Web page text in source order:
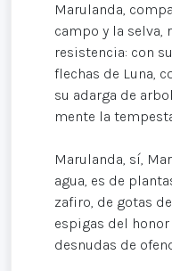
Marulanda,
campo y la selva,
resistencia: con
flechas de Luna,
su adarga de
mente la
Marulanda, sí,
agua, es de
zafiro, de gotas
espigas del
desnudas de